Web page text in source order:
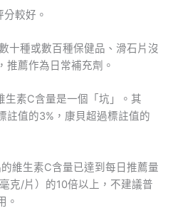
較好。
十種或數百種保健品、滑石片沒
推薦作為日常補充劑。
生素C含量是一個「坑」。其
註值的3%，康貝超過標註值的
維生素C含量已達到每日推薦量
克/片）的10倍以上，不建議普
。